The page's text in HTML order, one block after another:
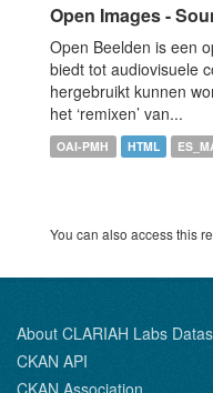
Open Images -
Open Beelden is een
biedt tot audiovisuele
hergebruikt kunnen
het ‘remixen’ van...
OAI-PMH HTML
You can also access this
About CLARIAH Labs
CKAN API
CKAN Association